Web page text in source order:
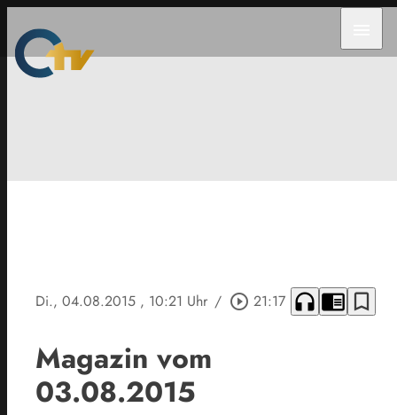
Di., 04.08.2015 , 10:21 Uhr / play_circle_outline 21:17 headphones chrome_reader_mode bookmark_border
Magazin vom
03.08.2015